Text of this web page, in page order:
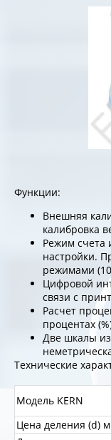
Функции:
Внешняя
калибровка
Режим счета
настройки.
режимами
Цифровой
связи с
Расчет
процентах
Две шкалы
Технические
Модель KERN
Цена деления (d)